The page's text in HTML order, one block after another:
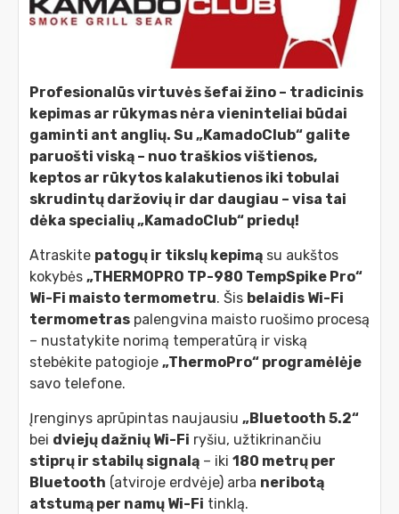
Profesionalūs virtuvės šefai žino – tradicinis
kepimas ar rūkymas nėra vieninteliai būdai
gaminti ant anglių. Su „KamadoClub“ galite
paruošti viską – nuo traškios vištienos,
keptos ar rūkytos kalakutienos iki tobulai
skrudintų daržovių ir dar daugiau – visa tai
dėka specialių „KamadoClub“ priedų!
Atraskite patogų ir tikslų kepimą su aukštos
kokybės „THERMOPRO TP-980 TempSpike Pro“
Wi-Fi maisto termometru. Šis belaidis Wi-Fi
termometras palengvina maisto ruošimo procesą
– nustatykite norimą temperatūrą ir viską
stebėkite patogioje „ThermoPro“ programėlėje
savo telefone.
Įrenginys aprūpintas naujausiu „Bluetooth 5.2“
bei dviejų dažnių Wi-Fi ryšiu, užtikrinančiu
stiprų ir stabilų signalą – iki 180 metrų per
Bluetooth (atviroje erdvėje) arba neribotą
atstumą per namų Wi-Fi tinklą.